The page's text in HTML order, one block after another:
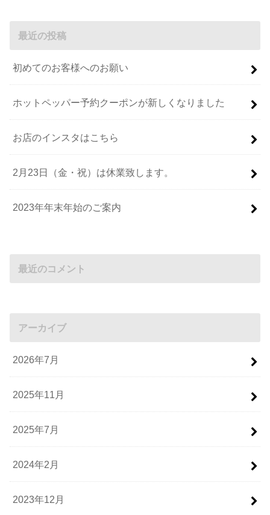
最近の投稿
初めてのお客様へのお願い
ホットペッパー予約クーポンが新しくなりました
お店のインスタはこちら
2月23日（金・祝）は休業致します。
2023年年末年始のご案内
最近のコメント
アーカイブ
2026年7月
2025年11月
2025年7月
2024年2月
2023年12月